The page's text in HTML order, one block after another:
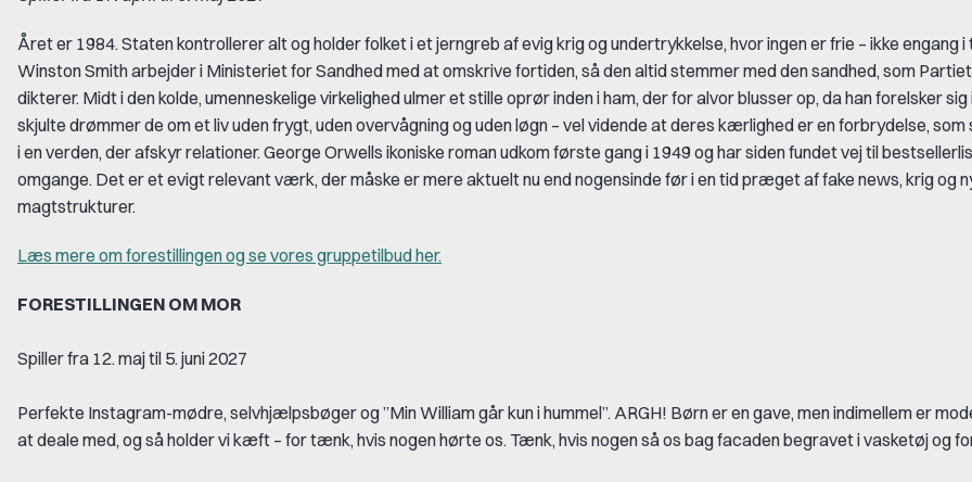
Året er 1984. Staten kontrollerer alt og holder folket i et jerngreb af evig krig og undertrykkelse, hvor ingen er frie – ikke engang i
Winston Smith arbejder i Ministeriet for Sandhed med at omskrive fortiden, så den altid stemmer med den sandhed, som
dikterer. Midt i den kolde, umenneskelige virkelighed ulmer et stille oprør inden i ham, der for alvor blusser op, da han forelsker sig
skjulte drømmer de om et liv uden frygt, uden overvågning og uden løgn – vel vidende at deres kærlighed er en forbrydelse,
i en verden, der afskyr relationer. George Orwells ikoniske roman udkom første gang i 1949 og har siden fundet vej til
omgange. Det er et evigt relevant værk, der måske er mere aktuelt nu end nogensinde før i en tid præget af fake news, krig og
magtstrukturer.
Læs mere om forestillingen og se vores gruppetilbud her.
FORESTILLINGEN OM MOR
Spiller fra 12. maj til 5. juni 2027
Perfekte Instagram-mødre, selvhjælpsbøger og ”Min William går kun i hummel”. ARGH! Børn er en gave, men indimellem er
at deale med, og så holder vi kæft – for tænk, hvis nogen hørte os. Tænk, hvis nogen så os bag facaden begravet i vasketøj og